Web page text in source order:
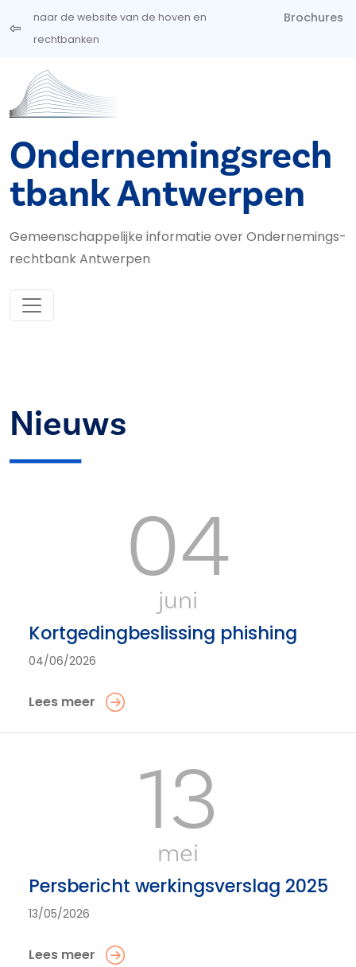
Overslaan en naar de inhoud gaan
naar de website van de hoven en
rechtbanken
Brochures
Ondernemingsrech
tbank Antwerpen
Gemeenschappelijke informatie over Ondernemings­
rechtbank Antwerpen
Nieuws
04
juni
Kortgedingbeslissing phishing
04/06/2026
Lees meer
13
mei
Persbericht werkingsverslag 2025
13/05/2026
Lees meer